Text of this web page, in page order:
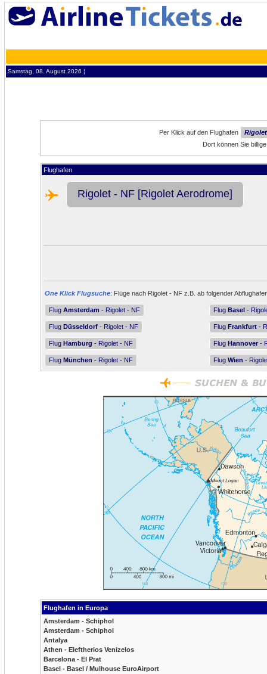
Samstag, 08. August 2026 ¦
Per Klick auf den Flughafen
Dort können Sie
Flughafen
Rigolet - NF [Rigolet Aerodrome]
One Klick Flugsuche: Flüge nach Rigolet - NF z.B. ab folgender
Flug Amsterdam - Rigolet - NF Flug Basel -
Flug Düsseldorf - Rigolet - NF Flug Frankfurt -
Flug Hamburg - Rigolet - NF Flug Hannover -
Flug München - Rigolet - NF Flug Wien -
Flughafen in Europa
Amsterdam - Schiphol
Amsterdam - Schiphol
Antalya
Athen - Eleftherios Venizelos
Barcelona - El Prat
Basel - Basel / Mulhouse EuroAirport